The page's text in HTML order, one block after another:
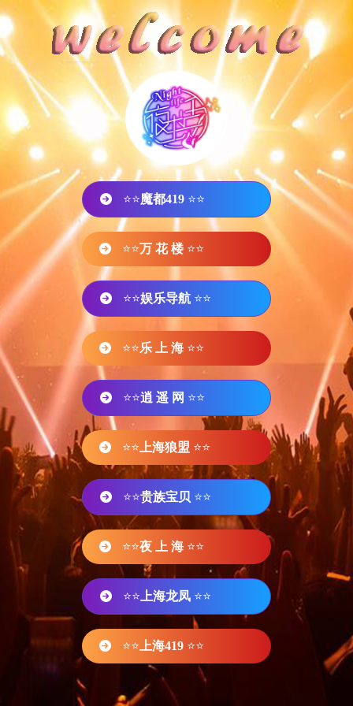
⭐⭐魔都419 ⭐⭐
⭐⭐万 花 楼 ⭐⭐
⭐⭐娱乐导航 ⭐⭐
⭐⭐乐 上 海 ⭐⭐
⭐⭐逍 遥 网 ⭐⭐
⭐⭐ 上海狼盟 ⭐⭐
⭐⭐贵族宝贝 ⭐⭐
⭐⭐夜 上 海 ⭐⭐
⭐⭐ 上海龙凤 ⭐⭐
⭐⭐ 上海419 ⭐⭐